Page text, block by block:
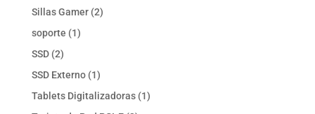
productos
Sillas Gamer 22
soporte 11
SSD 22
productos
SSD Externo 11
producto
Tablets Digitalizadoras 11